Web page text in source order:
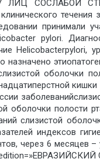
СОСЛАБОЙ
принимали
pylori.
Helicobacterpylori,
оболочки
оболочки
слизистой
индексов
через 6 месяцев